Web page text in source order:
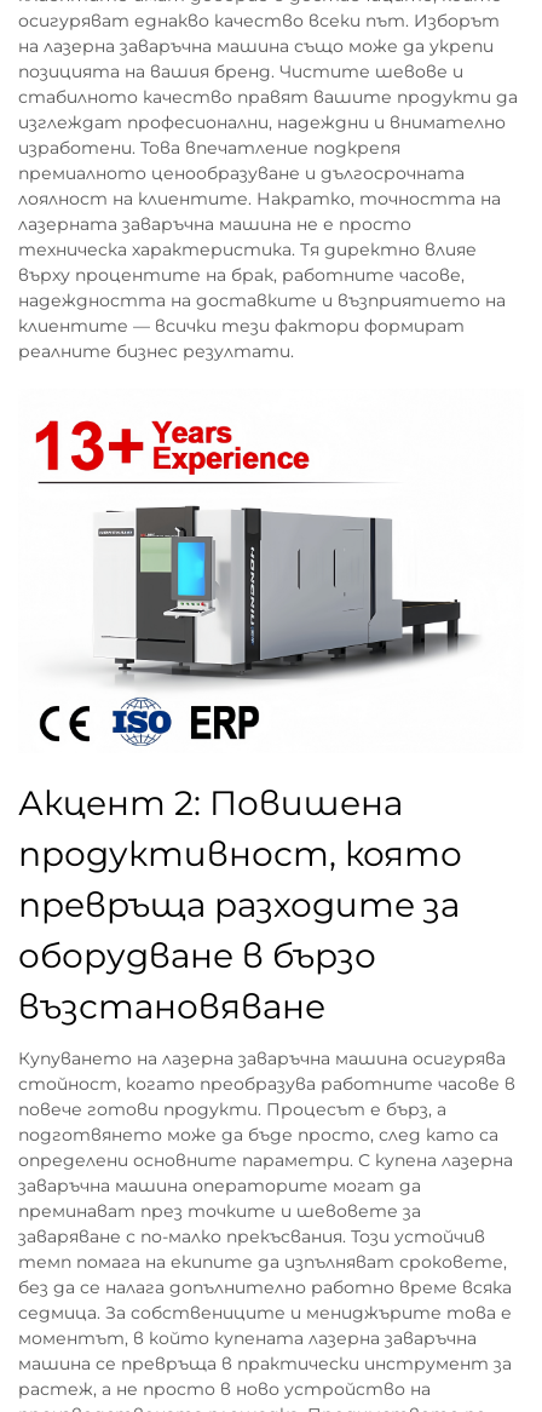
осигуряват еднакво качество всеки път. Изборът
на лазерна заваръчна машина също може да укрепи
позицията на вашия бренд. Чистите шевове и
стабилното качество правят вашите продукти да
изглеждат професионални, надеждни и внимателно
изработени. Това впечатление подкрепя
премиалното ценообразуване и дългосрочната
лоялност на клиентите. Накратко, точността на
лазерната заваръчна машина не е просто
техническа характеристика. Тя директно влияе
върху процентите на брак, работните часове,
надеждността на доставките и възприятието на
клиентите — всички тези фактори формират
реалните бизнес резултати.
Акцент 2: Повишена
продуктивност, която
превръща разходите за
оборудване в бързо
възстановяване
Купуването на лазерна заваръчна машина осигурява
стойност, когато преобразува работните часове в
повече готови продукти. Процесът е бърз, а
подготвянето може да бъде просто, след като са
определени основните параметри. С купена лазерна
заваръчна машина операторите могат да
преминават през точките и шевовете за
заваряване с по-малко прекъсвания. Този устойчив
темп помага на екипите да изпълняват сроковете,
без да се налага допълнително работно време всяка
седмица. За собствениците и мениджърите това е
моментът, в който купената лазерна заваръчна
машина се превръща в практически инструмент за
растеж, а не просто в ново устройство на